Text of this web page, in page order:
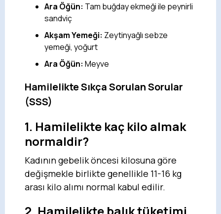
Ara Öğün: Tam buğday ekmeği ile peynirli
sandviç
Akşam Yemeği: Zeytinyağlı sebze
yemeği, yoğurt
Ara Öğün: Meyve
Hamilelikte Sıkça Sorulan Sorular
(SSS)
1. Hamilelikte kaç kilo almak
normaldir?
Kadının gebelik öncesi kilosuna göre
değişmekle birlikte genellikle 11-16 kg
arası kilo alımı normal kabul edilir.
2. Hamilelikte balık tüketimi